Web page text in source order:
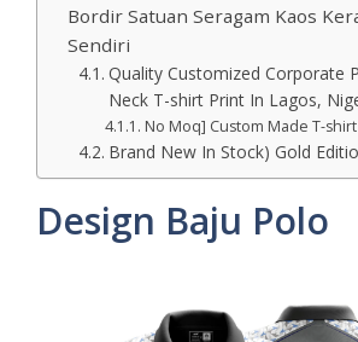
Bordir Satuan Seragam Kaos
Sendiri
Quality Customized Corporate
Neck T-shirt Print In Lagos,
No Moq] Custom Made T-shirt
Brand New In Stock) Gold
Design Baju Polo